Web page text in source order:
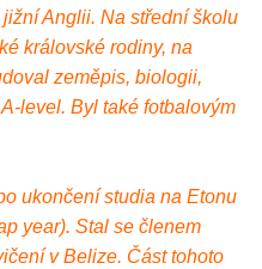
Anglii. Na střední školu
královské rodiny, na
zeměpis, biologii,
level. Byl také fotbalovým
ukončení studia na Etonu
year). Stal se členem
v Belize. Část tohoto